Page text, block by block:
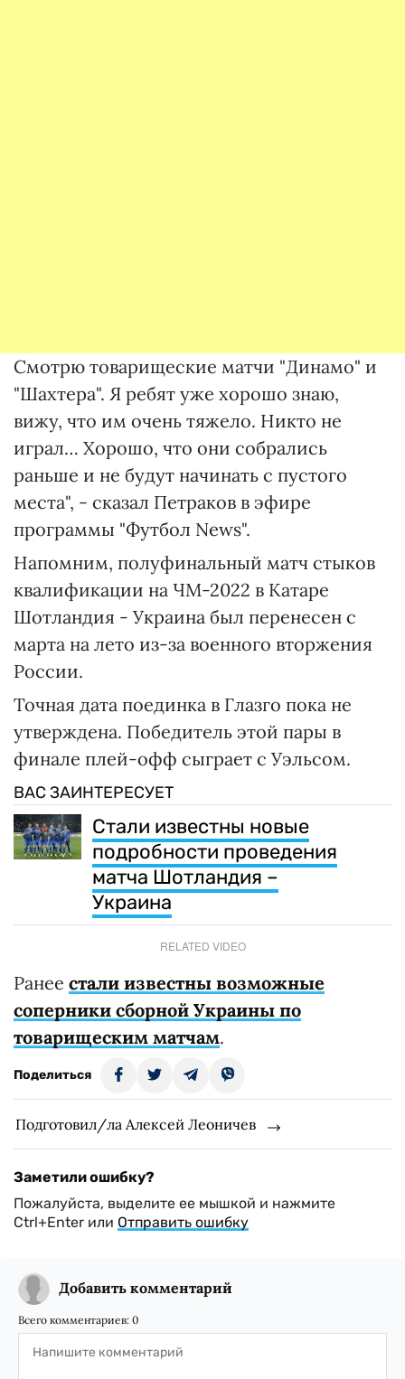
Смотрю товарищеские матчи "Динамо" и
"Шахтера". Я ребят уже хорошо знаю,
вижу, что им очень тяжело. Никто не
играл… Хорошо, что они собрались
раньше и не будут начинать с пустого
места", - сказал Петраков в эфире
программы "Футбол News".
Напомним, полуфинальный матч стыков
квалификации на ЧМ-2022 в Катаре
Шотландия - Украина был перенесен с
марта на лето из-за военного вторжения
России.
Точная дата поединка в Глазго пока не
утверждена. Победитель этой пары в
финале плей-офф сыграет с Уэльсом.
ВАС ЗАИНТЕРЕСУЕТ
Стали известны новые
подробности проведения
матча Шотландия –
Украина
RELATED VIDEO
Ранее стали известны возможные
соперники сборной Украины по
товарищеским матчам.
Поделиться
Подготовил/ла Алексей Леоничев
Заметили ошибку?
Пожалуйста, выделите ее мышкой и нажмите
Ctrl+Enter или Отправить ошибку
Добавить комментарий
Всего комментариев: 0